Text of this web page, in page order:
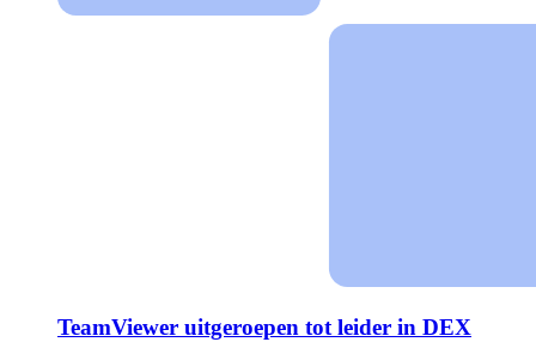
TeamViewer uitgeroepen tot leider in DEX